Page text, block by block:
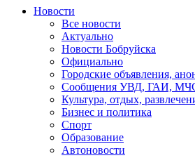
Новости
Все новости
Актуально
Новости Бобруйска
Официально
Городские объявления,
Сообщения УВД, ГАИ,
Культура, отдых,
Бизнес и политика
Спорт
Образование
Автоновости